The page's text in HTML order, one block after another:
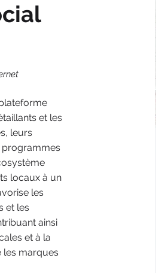
et les
leurs
programmes
locaux à un
les
et les
ainsi
et à la
les marques